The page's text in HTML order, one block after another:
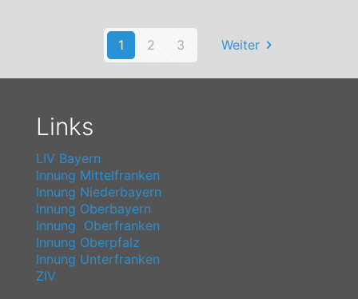
1 2 3 Weiter
Links
LIV Bayern
Innung Mittelfranken
Innung Niederbayern
Innung Oberbayern
Innung Oberfranken
Innung Oberpfalz
Innung Unterfranken
ZIV